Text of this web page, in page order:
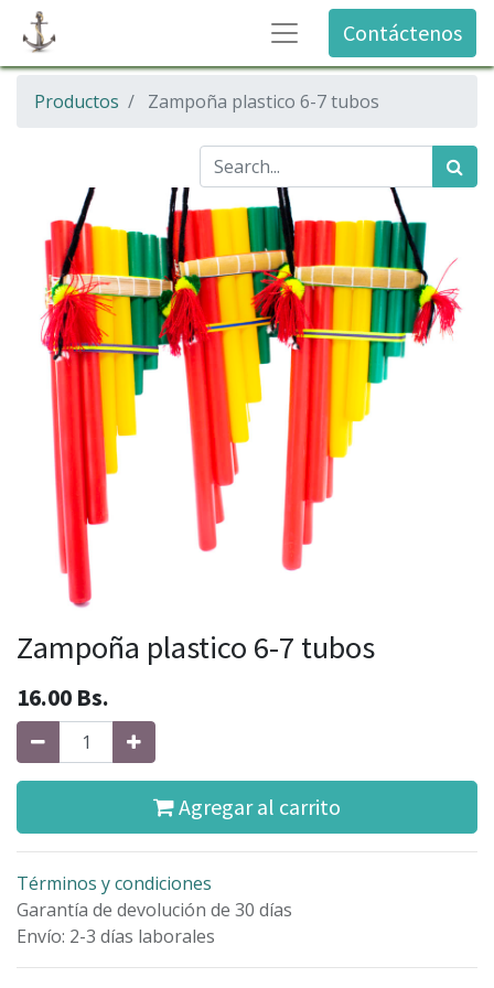
Contáctenos
Productos Zampoña plastico 6-7 tubos
Zampoña plastico 6-7 tubos
16.00 Bs.
Agregar al carrito
Términos y condiciones
Garantía de devolución de 30 días
Envío: 2-3 días laborales